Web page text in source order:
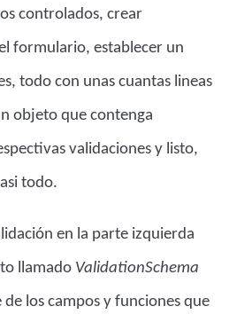
controlados, crear
formulario, establecer un
todo con unas cuantas lineas
objeto que contenga
validaciones y listo,
todo.
en la parte izquierda
llamado ValidationSchema
los campos y funciones que